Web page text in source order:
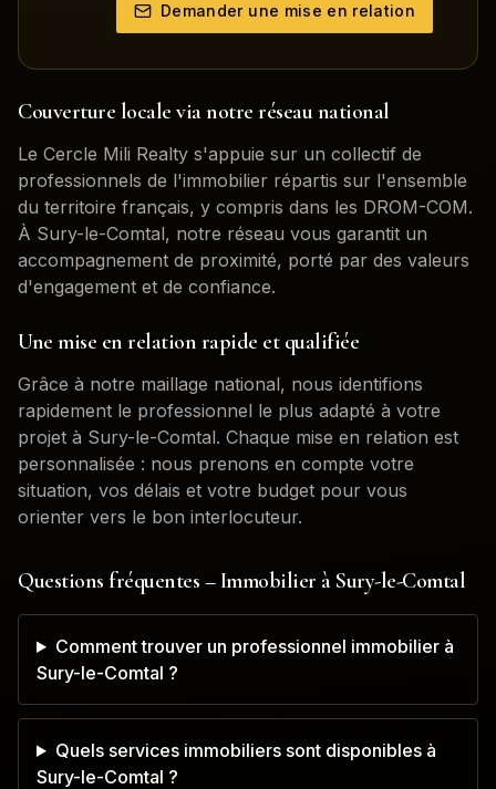
Demander une mise en relation
Couverture locale via notre réseau national
Le Cercle Mili Realty s'appuie sur un collectif de
professionnels de l'immobilier répartis sur l'ensemble
du territoire français, y compris dans les DROM-COM.
À Sury-le-Comtal, notre réseau vous garantit un
accompagnement de proximité, porté par des valeurs
d'engagement et de confiance.
Une mise en relation rapide et qualifiée
Grâce à notre maillage national, nous identifions
rapidement le professionnel le plus adapté à votre
projet à Sury-le-Comtal. Chaque mise en relation est
personnalisée : nous prenons en compte votre
situation, vos délais et votre budget pour vous
orienter vers le bon interlocuteur.
Questions fréquentes – Immobilier à Sury-le-Comtal
Comment trouver un professionnel immobilier à
Sury-le-Comtal ?
Quels services immobiliers sont disponibles à
Sury-le-Comtal ?